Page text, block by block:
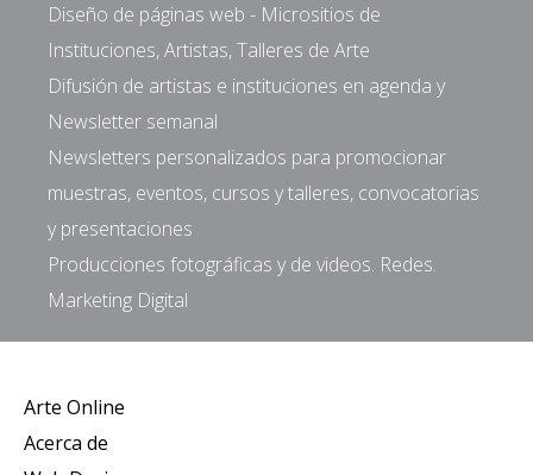
Diseño de páginas web - Micrositios de
Instituciones, Artistas, Talleres de Arte
Difusión de artistas e instituciones en agenda y
Newsletter semanal
Newsletters personalizados para promocionar
muestras, eventos, cursos y talleres, convocatorias
y presentaciones
Producciones fotográficas y de videos. Redes.
Marketing Digital
Arte Online
Acerca de